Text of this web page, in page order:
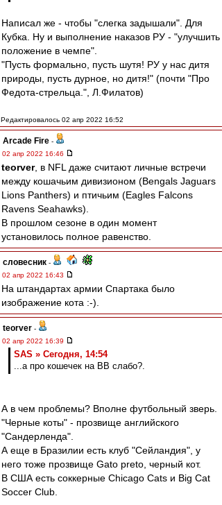
Написал же - чтобы "слегка задышали". Для
Кубка. Ну и выполнение наказов РУ - "улучшить
положение в чемпе".
"Пусть формально, пусть шутя! РУ у нас дитя
природы, пусть дурное, но дитя!" (почти "Про
Федота-стрельца.", Л.Филатов)
Редактировалось 02 апр 2022 16:52
Arcade Fire -
02 апр 2022 16:46
teorver, в NFL даже считают личные встречи
между кошачьим дивизионом (Bengals Jaguars
Lions Panthers) и птичьим (Eagles Falcons
Ravens Seahawks).
В прошлом сезоне в один момент
установилось полное равенство.
словесник -
02 апр 2022 16:43
На штандартах армии Спартака было
изображение кота :-).
teorver -
02 апр 2022 16:39
SAS » Сегодня, 14:54
...а про кошечек на ВВ слабо?.
А в чем проблемы? Вполне футбольный зверь.
"Черные коты" - прозвище английского
"Сандерленда".
А еще в Бразилии есть клуб "Сейландия", у
него тоже прозвище Gato preto, черный кот.
В США есть соккерные Chicago Cats и Big Cat
Soccer Club.